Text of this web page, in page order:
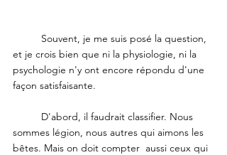
et je crois bien que ni la physiologie, ni la
psychologie n'y ont encore répondu d'une
façon satisfaisante.
sommes légion, nous autres qui aimons les
bêtes. Mais on doit compter  aussi ceux qui